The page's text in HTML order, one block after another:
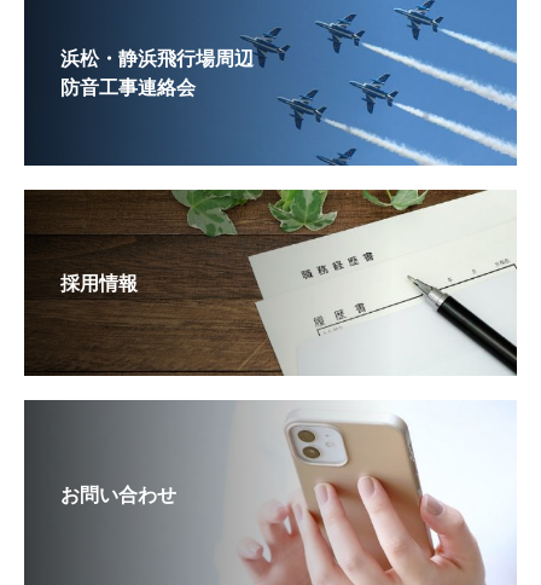
浜松・静浜飛行場周辺
防音工事連絡会
採用情報
お問い合わせ